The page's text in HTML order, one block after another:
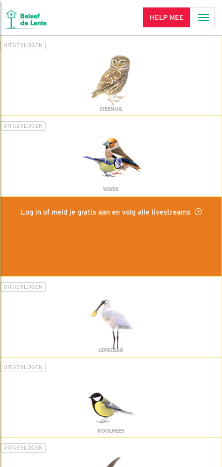
HELP MEE
UITGEVLOGEN
STEENUIL
UITGEVLOGEN
VIJVER
Log in of meld je gratis aan en volg alle livestreams
UITGEVLOGEN
LEPELAAR
UITGEVLOGEN
KOOLMEES
UITGEVLOGEN